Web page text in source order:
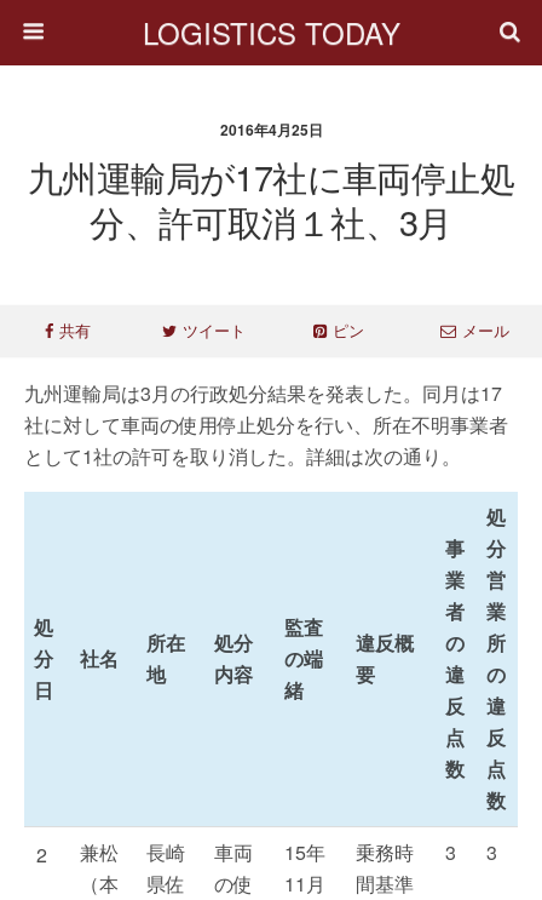
LOGISTICS TODAY
2016年4月25日
九州運輸局が17社に車両停止処
分、許可取消１社、3月
共有 ツイート ピン メール
九州運輸局は3月の行政処分結果を発表した。同月は17
社に対して車両の使用停止処分を行い、所在不明事業者
として1社の許可を取り消した。詳細は次の通り。
処
分
日
社名
所在
地
処分
内容
監査
の端
緒
違反概
要
事
業
者
の
違
反
点
数
処
分
営
業
所
の
違
反
点
数
2
兼松
（本
長崎
県佐
車両
の使
15年
11月
乗務時
間基準
3 3